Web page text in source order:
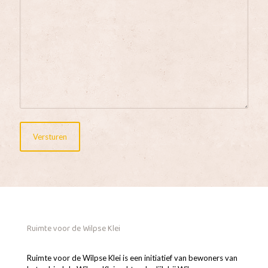
Ruimte voor de Wilpse Klei
Ruimte voor de Wilpse Klei is een initiatief van bewoners van